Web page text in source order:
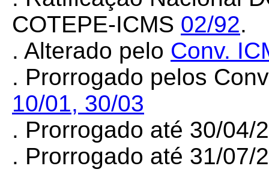
COTEPE-ICMS 02/92.
. Alterado pelo Conv.
. Prorrogado pelos
10/01, 30/03
. Prorrogado até 30/
. Prorrogado até 31/